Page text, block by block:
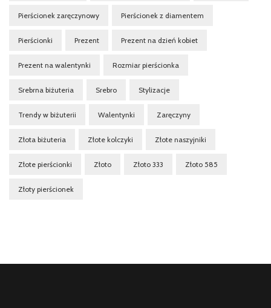
Pierścionek zaręczynowy Pierścionek z diamentem
Pierścionki Prezent Prezent na dzień kobiet
Prezent na walentynki Rozmiar pierścionka
Srebrna biżuteria Srebro Stylizacje
Trendy w biżuterii Walentynki Zaręczyny
Złota biżuteria Złote kolczyki Złote naszyjniki
Złote pierścionki Złoto Złoto 333 Złoto 585
Złoty pierścionek